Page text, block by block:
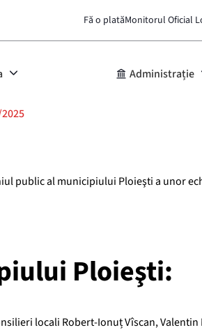
Fă o platăMonitorul Oficial
Administrație
public al municipiului Ploieşti a unor
Ploieşti:
locali Robert-Ionuț Vîscan, Valentin